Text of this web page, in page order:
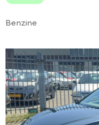
Cruise l Trekhaak l PDC l
Benzine